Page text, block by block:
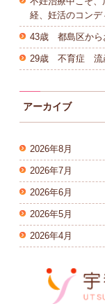
経、妊活のコンデ
43歳 都島区から
29歳 不育症 流
アーカイブ
2026年8月
2026年7月
2026年6月
2026年5月
2026年4月